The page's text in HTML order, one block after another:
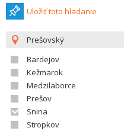
Uložiť toto hladanie
Prešovský
Bardejov
Kežmarok
Medzilaborce
Prešov
Snina
Stropkov